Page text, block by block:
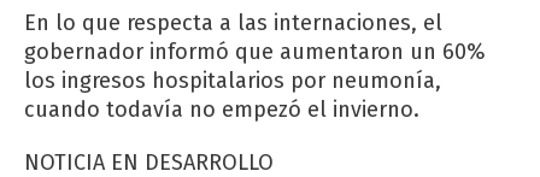
En lo que respecta a las internaciones, el
gobernador informó que aumentaron un 60%
los ingresos hospitalarios por neumonía,
cuando todavía no empezó el invierno.
NOTICIA EN DESARROLLO